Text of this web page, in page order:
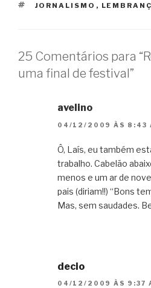
TAGS
JORNALISMO ,
25 Comentários para
uma final de festival”
avelino
04/12/2009 ÀS 8:43
Ô, Laís, eu também
trabalho. Cabelão
menos e um ar de
pais (diriam!!) “Bons
Mas, sem saudades.
decio
04/12/2009 ÀS 9:37